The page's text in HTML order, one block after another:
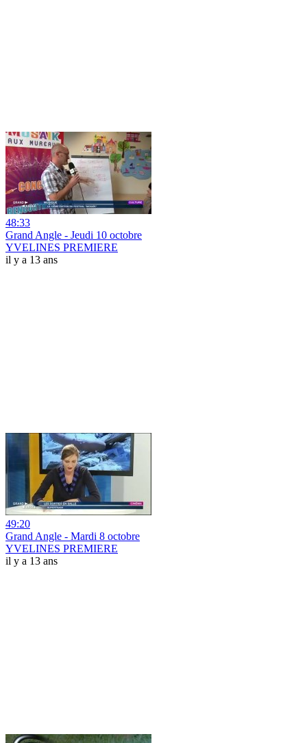
48:33
Grand Angle - Jeudi 10 octobre
YVELINES PREMIERE
il y a 13 ans
49:20
Grand Angle - Mardi 8 octobre
YVELINES PREMIERE
il y a 13 ans